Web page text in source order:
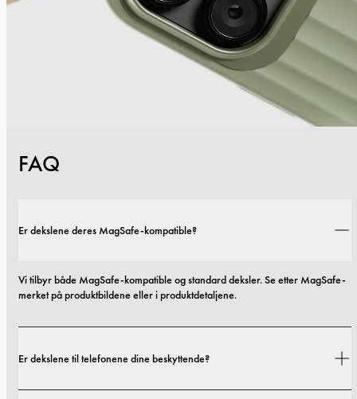
FAQ
Er dekslene deres MagSafe-kompatible?
Vi tilbyr både MagSafe-kompatible og standard deksler. Se etter MagSafe-
merket på produktbildene eller i produktdetaljene.
Er dekslene til telefonene dine beskyttende?